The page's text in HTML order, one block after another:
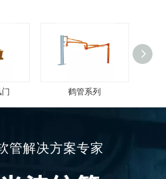
鹤管系列
管解决方案专家